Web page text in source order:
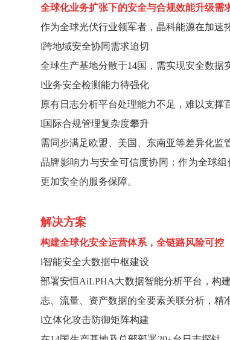
全球化业务扩张下的安全与合规效能升级需
作为全球光伏行业领军者，晶科能源在加速
l跨地域安全协同需求迫切
全球生产基地分散于14国，需实现安全数据
l业务安全检测能力待强化
原有日志分析平台处理能力不足，难以支撑
l国际合规管理复杂度攀升
需同步满足欧盟、美国、东南亚等差异化监
品牌影响力与安全可信度协同：作为全球
更加安全的服务保障。
解决方案
构建全球化安全运营体系，全链路风险可控
l智能安全大数据中枢建设
部署安恒AiLPHA大数据智能分析平台，构
志、流量、资产数据的全要素关联分析，精
l立体化攻击防御矩阵构建